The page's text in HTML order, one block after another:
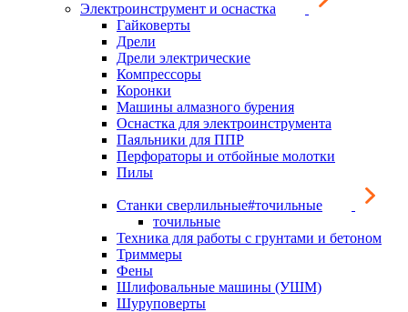
Электроинструмент и оснастка
Гайковерты
Дрели
Дрели электрические
Компрессоры
Коронки
Машины алмазного бурения
Оснастка для электроинструмента
Паяльники для ППР
Перфораторы и отбойные молотки
Пилы
Станки сверлильные#точильные
точильные
Техника для работы с грунтами и бетоном
Триммеры
Фены
Шлифовальные машины (УШМ)
Шуруповерты